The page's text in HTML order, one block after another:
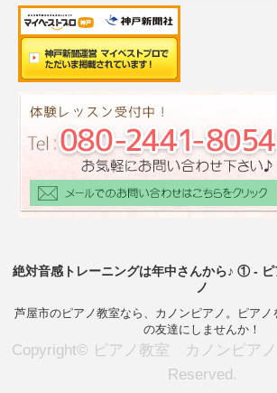
絶対音感トレーニングは年中さんから♪ ① -
ノ
芦屋市のピアノ教室なら、カノンピアノ。ピアノ
の友達にしませんか！
Copyright© ピアノ教室 カノンピア
Reserved.